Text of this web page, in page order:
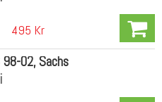
495 Kr
02, Sachs